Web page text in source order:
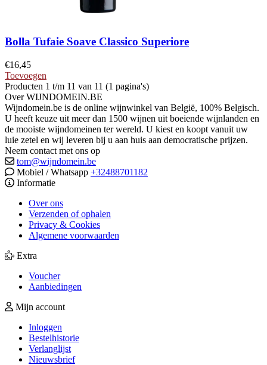
Bolla Tufaie Soave Classico Superiore
€16,45
Toevoegen
Producten 1 t/m 11 van 11 (1 pagina's)
Over WIJNDOMEIN.BE
Wijndomein.be is de online wijnwinkel van België, 100% Belgisch.
U heeft keuze uit meer dan 1500 wijnen uit boeiende wijnlanden en
de mooiste wijndomeinen ter wereld. U kiest en koopt vanuit uw
luie zetel en wij leveren bij u aan huis aan democratische prijzen.
Neem contact met ons op
tom@wijndomein.be
Mobiel / Whatsapp +32488701182
Informatie
Over ons
Verzenden of ophalen
Privacy & Cookies
Algemene voorwaarden
Extra
Voucher
Aanbiedingen
Mijn account
Inloggen
Bestelhistorie
Verlanglijst
Nieuwsbrief